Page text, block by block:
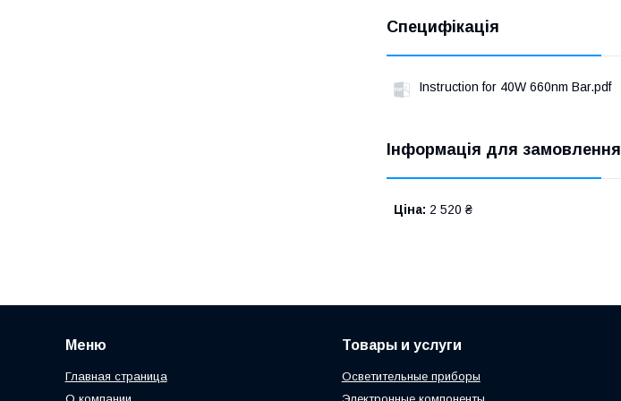
Специфікація
Instruction for 40W 660nm Bar.pdf
Інформація для замовлення
Ціна: 2 520 ₴
Меню
Главная страница
Товары и услуги
Осветительные приборы